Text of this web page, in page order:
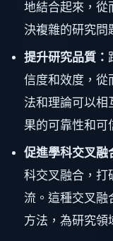
地結合起來，從
決複雜的研究問
提升研究品質：
信度和效度，從
法和理論可以相
果的可靠性和可
促進學科交叉融
科交叉融合，打
流。這種交叉融
方法，為研究領